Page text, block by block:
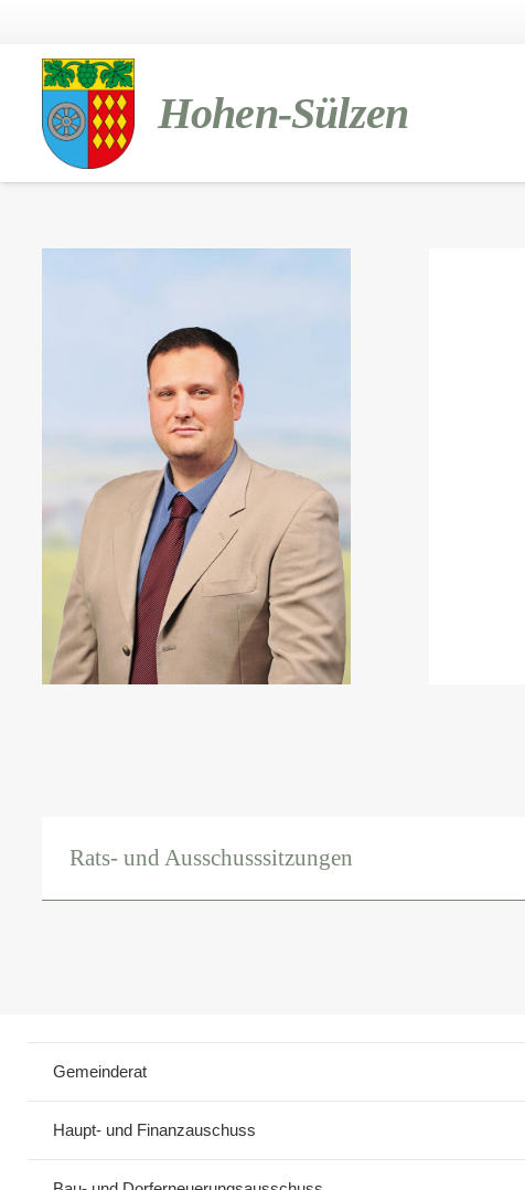
Hohen-Sülzen
Rats- und Ausschusssitzungen
Gemeinderat
Haupt- und Finanzauschuss